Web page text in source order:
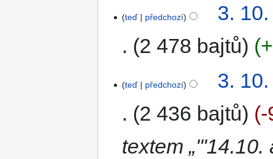
teď předchozí
3.
2 478 bajtů
teď předchozí
3.
2 436 bajtů
-
textem